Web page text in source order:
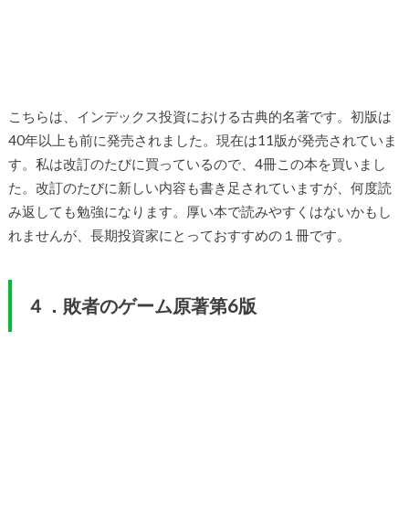
こちらは、インデックス投資における古典的名著です。初版は
40年以上も前に発売されました。現在は11版が発売されていま
す。私は改訂のたびに買っているので、4冊この本を買いまし
た。改訂のたびに新しい内容も書き足されていますが、何度読
み返しても勉強になります。厚い本で読みやすくはないかもし
れませんが、長期投資家にとっておすすめの１冊です。
４．敗者のゲーム原著第6版